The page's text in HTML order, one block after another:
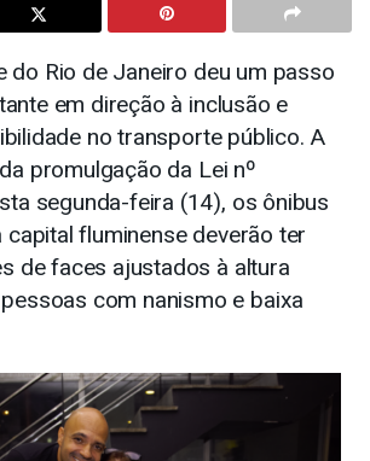
do Rio de Janeiro deu um passo
em direção à inclusão e
no transporte público. A
promulgação da Lei nº
segunda-feira (14), os ônibus
capital fluminense deverão ter
de faces ajustados à altura
com nanismo e baixa